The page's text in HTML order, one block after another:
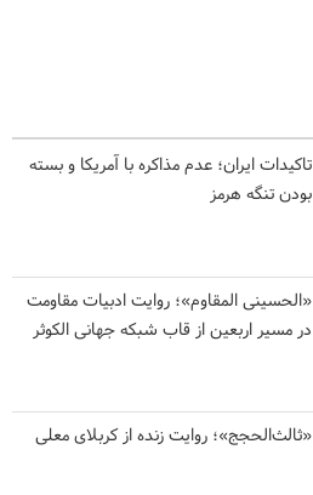
تاکیدات ایران؛ عدم مذاکره با آمریکا و بسته
بودن تنگه هرمز
«الحسینی المقاوم»؛ روایت ادبیات مقاومت
در مسیر اربعین از قاب شبکه جهانی الکوثر
«ثالث‌الحجج»؛ روایت زنده از کربلای معلی